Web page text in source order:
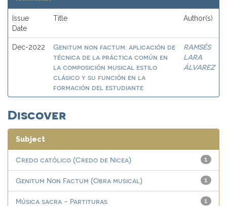
Issue
Date
Title Author(s)
Dec-2022
Genitum non factum: aplicación de
técnica de la práctica común en
la composición musical estilo
clásico y su función en la
formación del estudiante
RAMSÉS
LARA
ÁLVAREZ
Discover
Subject
1
Credo católico (Credo de Nicea)
1
Genitum Non Factum (Obra musical)
1
Música sacra - Partituras